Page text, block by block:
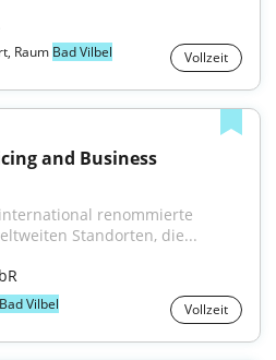
Raum Bad Vilbel Vollzeit
and Business
renommierte
Standorten, die...
Bad Vilbel Vollzeit